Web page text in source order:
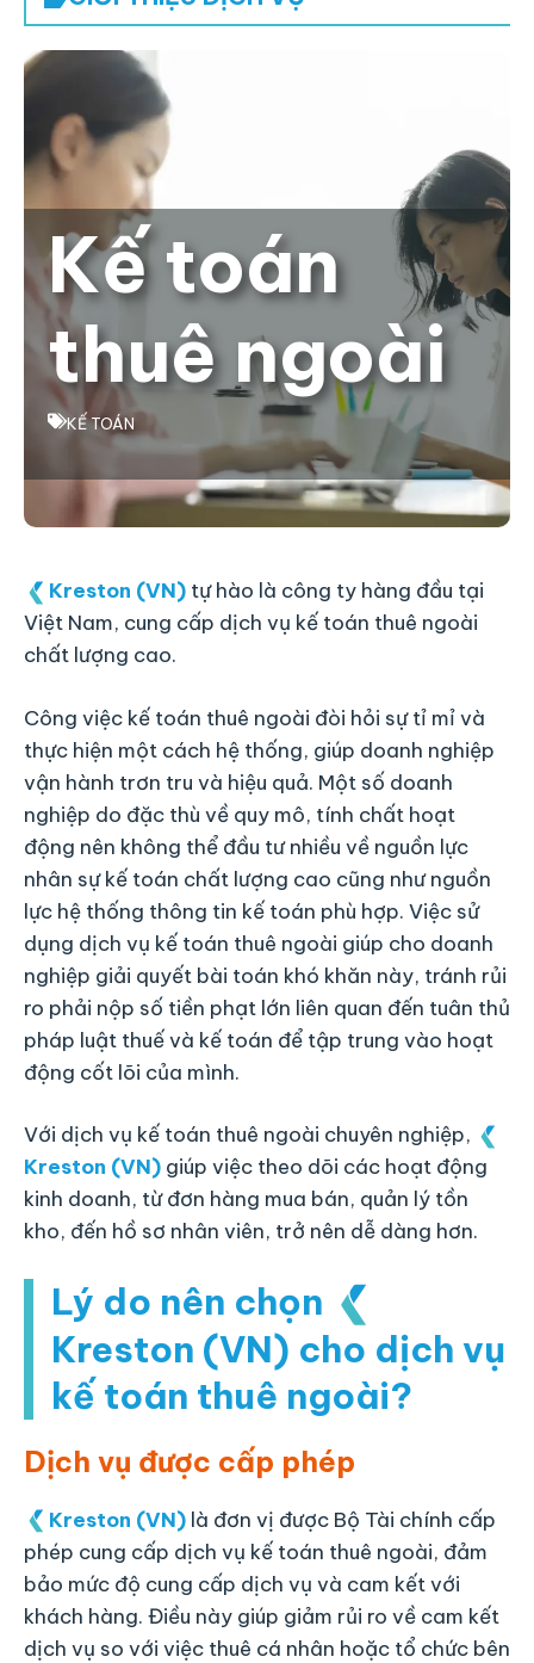
Kế toán
thuê ngoài
KẾ TOÁN
Kreston (VN) tự hào là công ty hàng đầu tại
Việt Nam, cung cấp dịch vụ kế toán thuê ngoài
chất lượng cao.
Công việc kế toán thuê ngoài đòi hỏi sự tỉ mỉ và
thực hiện một cách hệ thống, giúp doanh nghiệp
vận hành trơn tru và hiệu quả. Một số doanh
nghiệp do đặc thù về quy mô, tính chất hoạt
động nên không thể đầu tư nhiều về nguồn lực
nhân sự kế toán chất lượng cao cũng như nguồn
lực hệ thống thông tin kế toán phù hợp. Việc sử
dụng dịch vụ kế toán thuê ngoài giúp cho doanh
nghiệp giải quyết bài toán khó khăn này, tránh rủi
ro phải nộp số tiền phạt lớn liên quan đến tuân thủ
pháp luật thuế và kế toán để tập trung vào hoạt
động cốt lõi của mình.
Với dịch vụ kế toán thuê ngoài chuyên nghiệp,
Kreston (VN) giúp việc theo dõi các hoạt động
kinh doanh, từ đơn hàng mua bán, quản lý tồn
kho, đến hồ sơ nhân viên, trở nên dễ dàng hơn.
Lý do nên chọn
Kreston (VN) cho dịch vụ
kế toán thuê ngoài?
Dịch vụ được cấp phép
Kreston (VN) là đơn vị được Bộ Tài chính cấp
phép cung cấp dịch vụ kế toán thuê ngoài, đảm
bảo mức độ cung cấp dịch vụ và cam kết với
khách hàng. Điều này giúp giảm rủi ro về cam kết
dịch vụ so với việc thuê cá nhân hoặc tổ chức bên